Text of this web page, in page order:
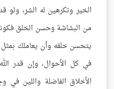
الخير وتكرهين له الشر، ولو
من البشاشة وحسن الخلق
يتحسن خلقه وأن يعاملك بمثل
في كل الأحوال، وإن قدر
الأخلاق الفاضلة واللين في